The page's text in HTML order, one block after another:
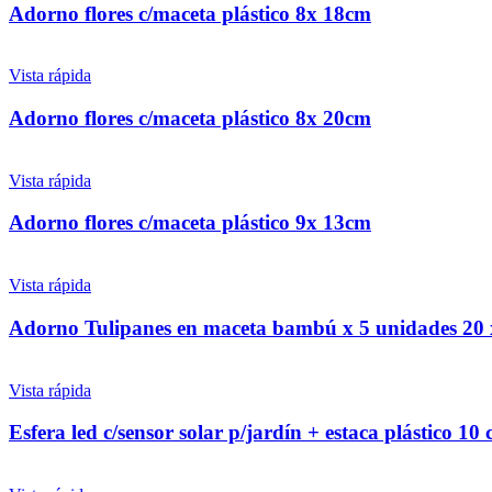
Adorno flores c/maceta plástico 8x 18cm
Vista rápida
Adorno flores c/maceta plástico 8x 20cm
Vista rápida
Adorno flores c/maceta plástico 9x 13cm
Vista rápida
Adorno Tulipanes en maceta bambú x 5 unidades
Vista rápida
Esfera led c/sensor solar p/jardín + estaca plástico